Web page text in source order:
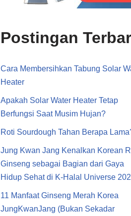
Postingan
Cara Membersihkan Tabung Solar
Heater
Apakah Solar Water Heater Tetap
Berfungsi Saat Musim Hujan?
Roti Sourdough Tahan Berapa
Jung Kwan Jang Kenalkan Korean
Ginseng sebagai Bagian dari Gaya
Hidup Sehat di K-Halal Universe
11 Manfaat Ginseng Merah Korea
JungKwanJang (Bukan Sekadar